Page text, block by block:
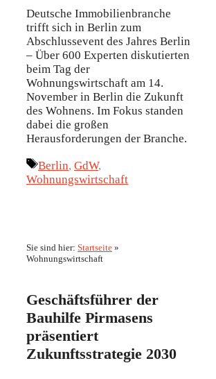
Deutsche Immobilienbranche
trifft sich in Berlin zum
Abschlussevent des Jahres Berlin
– Über 600 Experten diskutierten
beim Tag der
Wohnungswirtschaft am 14.
November in Berlin die Zukunft
des Wohnens. Im Fokus standen
dabei die großen
Herausforderungen der Branche.
Schlagwörter
Berlin, GdW,
Wohnungswirtschaft
Sie sind hier: Startseite »
Wohnungswirtschaft
Geschäftsführer der
Bauhilfe Pirmasens
präsentiert
Zukunftsstrategie 2030